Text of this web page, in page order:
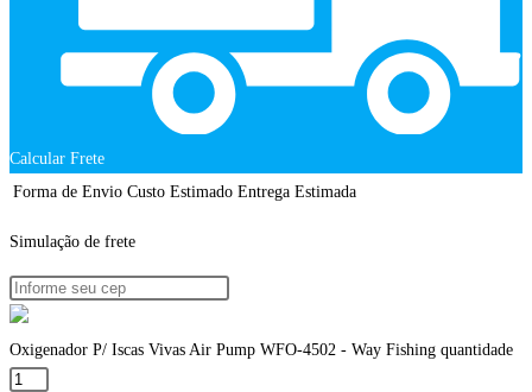
Calcular Frete
Forma de Envio Custo Estimado Entrega Estimada
Simulação de frete
Oxigenador P/ Iscas Vivas Air Pump WFO-4502 - Way Fishing quantidade